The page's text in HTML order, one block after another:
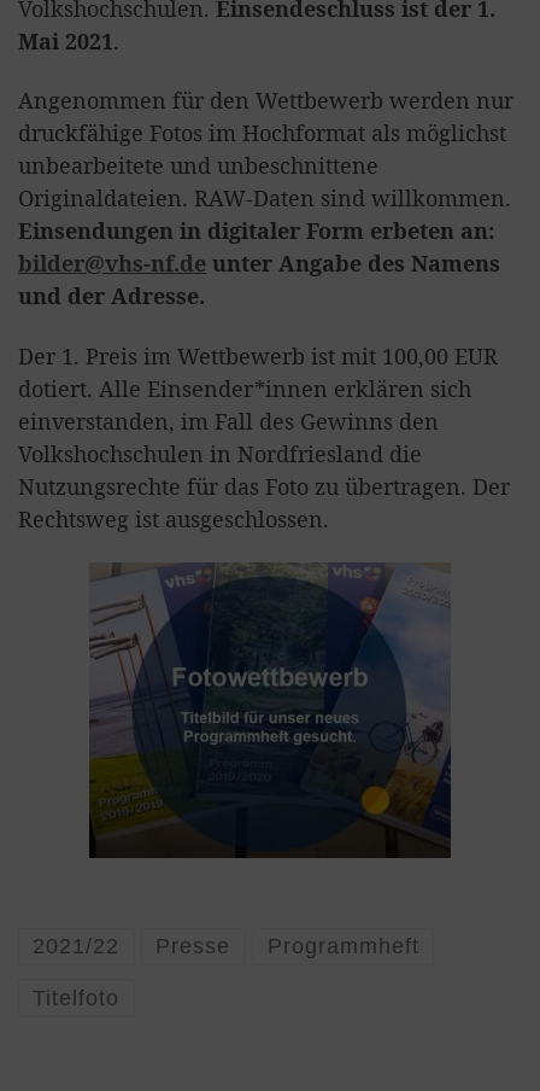
Volkshochschulen. Einsendeschluss ist der 1.
Mai 2021.
Angenommen für den Wettbewerb werden nur
druckfähige Fotos im Hochformat als möglichst
unbearbeitete und unbeschnittene
Originaldateien. RAW-Daten sind willkommen.
Einsendungen in digitaler Form erbeten an:
bilder@vhs-nf.de unter Angabe des Namens
und der Adresse.
Der 1. Preis im Wettbewerb ist mit 100,00 EUR
dotiert. Alle Einsender*innen erklären sich
einverstanden, im Fall des Gewinns den
Volkshochschulen in Nordfriesland die
Nutzungsrechte für das Foto zu übertragen. Der
Rechtsweg ist ausgeschlossen.
2021/22 Presse Programmheft
Titelfoto